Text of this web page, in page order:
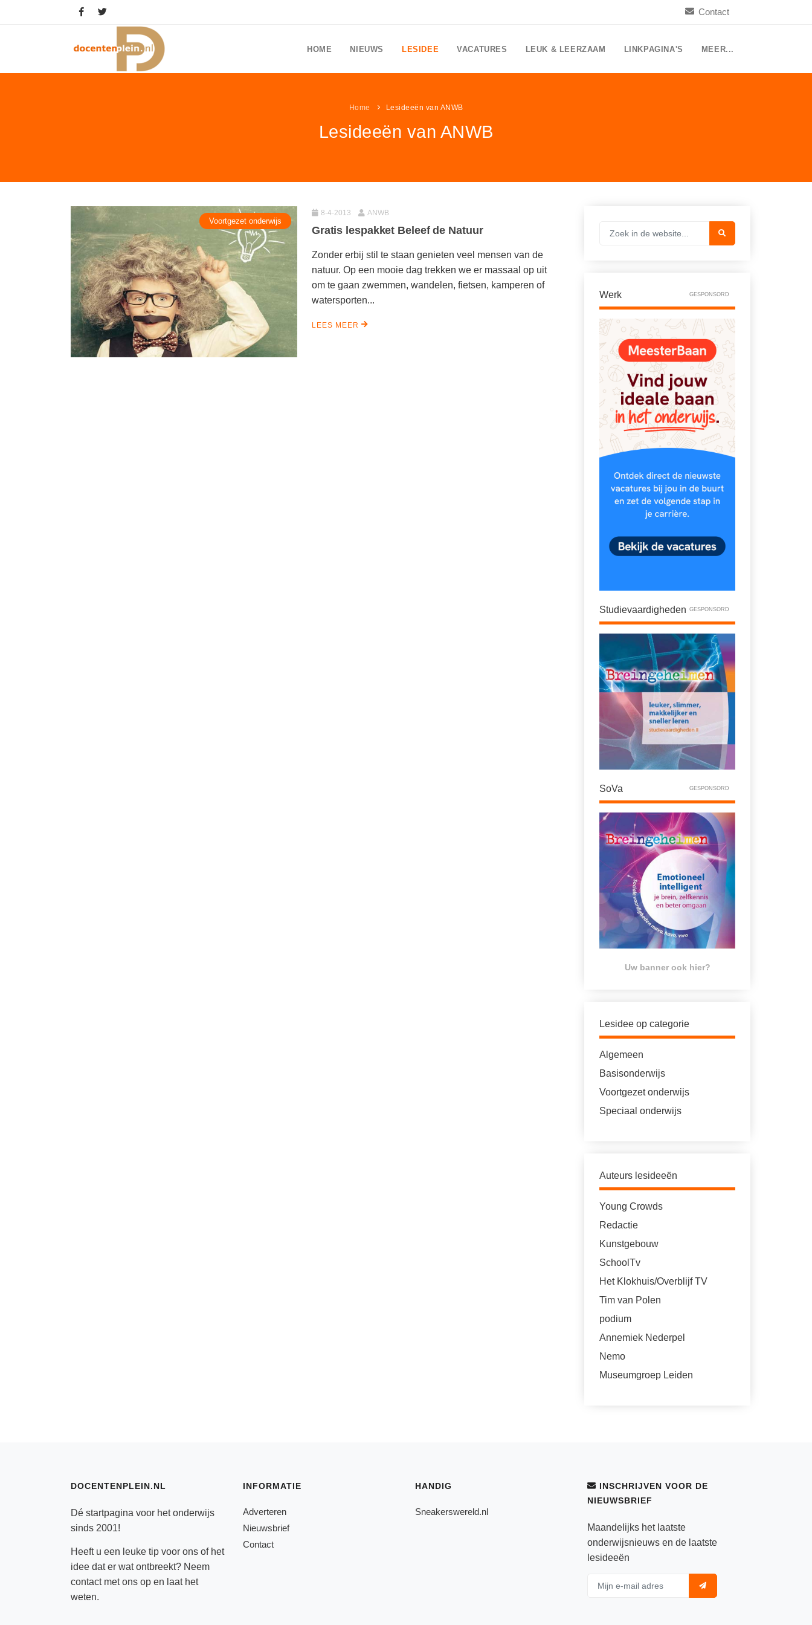
Contact
HOME NIEUWS LESIDEE VACATURES LEUK & LEERZAAM LINKPAGINA'S MEER...
Home Lesideeën van ANWB
Lesideeën van ANWB
Voortgezet onderwijs
8-4-2013 ANWB
Gratis lespakket Beleef de Natuur
Zonder erbij stil te staan genieten veel mensen van de
natuur. Op een mooie dag trekken we er massaal op uit
om te gaan zwemmen, wandelen, fietsen, kamperen of
watersporten...
LEES MEER
Werk GESPONSORD
Studievaardigheden GESPONSORD
SoVa GESPONSORD
Uw banner ook hier?
Lesidee op categorie
Algemeen
Basisonderwijs
Voortgezet onderwijs
Speciaal onderwijs
Auteurs lesideeën
Young Crowds
Redactie
Kunstgebouw
SchoolTv
Het Klokhuis/Overblijf TV
Tim van Polen
podium
Annemiek Nederpel
Nemo
Museumgroep Leiden
DOCENTENPLEIN.NL
Dé startpagina voor het onderwijs
sinds 2001!
Heeft u een leuke tip voor ons of het
idee dat er wat ontbreekt? Neem
contactmet ons op en laat het
weten.
INFORMATIE
Adverteren
Nieuwsbrief
Contact
HANDIG
Sneakerswereld.nl
INSCHRIJVEN VOOR DE
NIEUWSBRIEF
Maandelijks het laatste
onderwijsnieuws en de laatste
lesideeën